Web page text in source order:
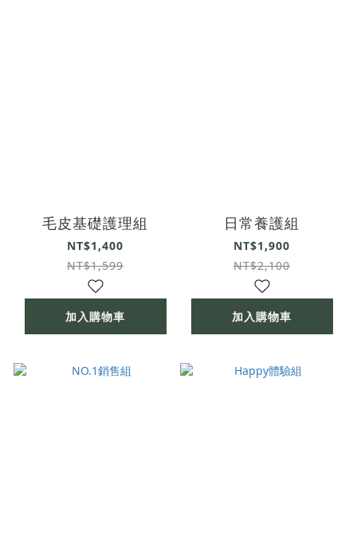
毛皮基礎護理組
NT$1,400
NT$1,599
加入購物車
日常養護組
NT$1,900
NT$2,100
加入購物車